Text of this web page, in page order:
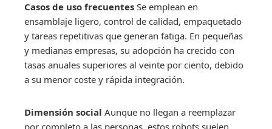
Casos de uso frecuentes Se emplean en
ensamblaje ligero, control de calidad, empaquetado
y tareas repetitivas que generan fatiga. En pequeñas
y medianas empresas, su adopción ha crecido con
tasas anuales superiores al veinte por ciento, debido
a su menor coste y rápida integración.
Dimensión social Aunque no llegan a reemplazar